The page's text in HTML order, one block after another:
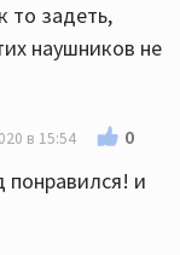
то задеть,
наушников не
в 15:54 0
понравился! и